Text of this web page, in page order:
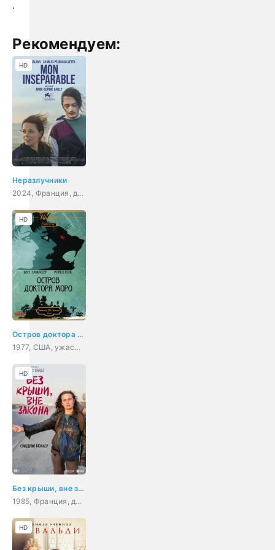
.
Рекомендуем:
Неразлучники
2024, Франция, драма
HD
Остров доктора Моро
1977, США, ужасы, фантастика, фэнтези, триллер, мелодрама, приключения
HD
Без крыши, вне закона
1985, Франция, драма
HD
HD